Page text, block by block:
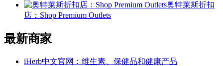
奥特莱斯折扣
店：Shop Premium Outlets
最新商家
iHerb中文官网：维生素、保健品和健康产品